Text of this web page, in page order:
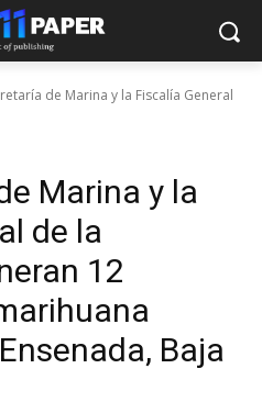
de Marina y la Fiscalía General
Marina y la
de la
12
Baja